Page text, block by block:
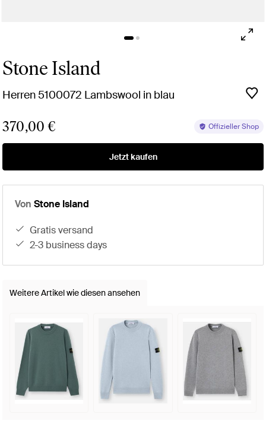
Stone Island
Herren 5100072 Lambswool in blau
370,00 € Offizieller Shop
Jetzt kaufen
Von Stone Island
gratis versand
2-3 business days
Weitere Artikel wie diesen ansehen